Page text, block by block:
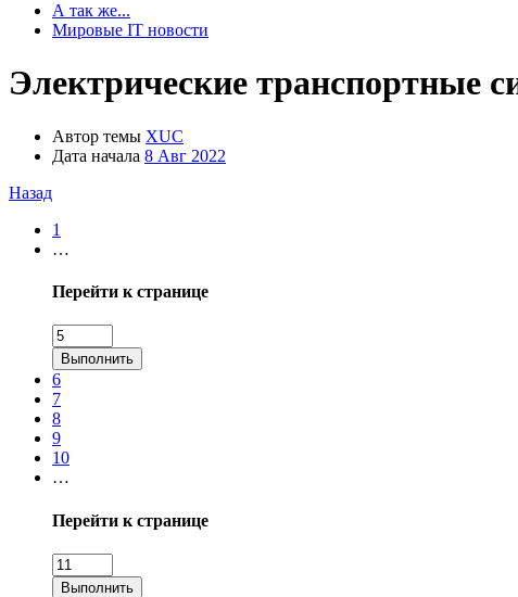
А так же...
Мировые IT новости
Электрические транспортные
Автор темы XUC
Дата начала 8 Авг 2022
Назад
1
…
Перейти к странице
Выполнить
6
7
8
9
10
…
Перейти к странице
Выполнить